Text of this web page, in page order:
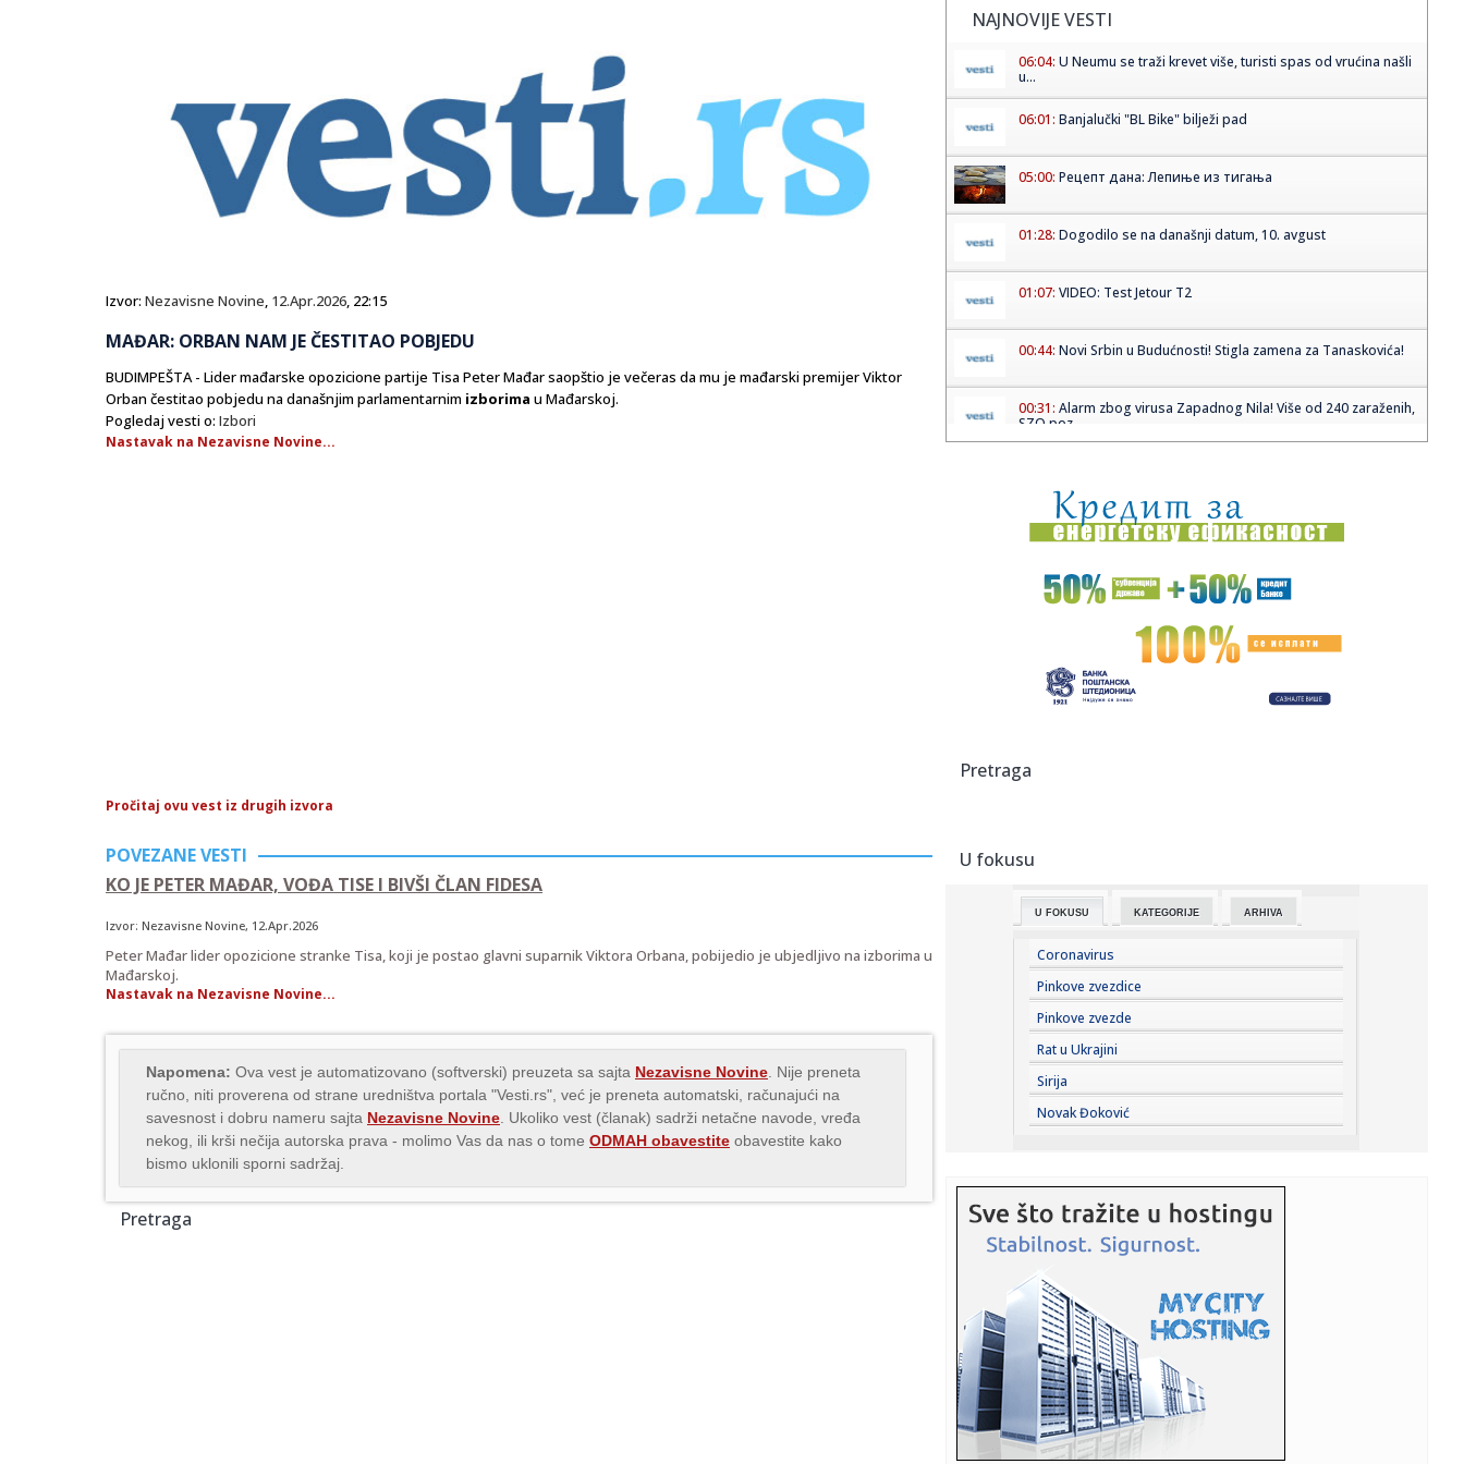
Izvor: Nezavisne Novine, 12.Apr.2026, 22:15
MAĐAR: ORBAN NAM JE ČESTITAO POBJEDU
BUDIMPEŠTA - Lider mađarske opozicione partije Tisa Peter Mađar saopštio je večeras da mu je mađarski premijer Viktor
Orban čestitao pobjedu na današnjim parlamentarnim izborima u Mađarskoj.
Pogledaj vesti o: Izbori
Nastavak na Nezavisne Novine...
Pročitaj ovu vest iz drugih izvora
POVEZANE VESTI
KO JE PETER MAĐAR, VOĐA TISE I BIVŠI ČLAN FIDESA
Izvor: Nezavisne Novine, 12.Apr.2026
Peter Mađar lider opozicione stranke Tisa, koji je postao glavni suparnik Viktora Orbana, pobijedio je ubjedljivo na izborima u
Mađarskoj.
Nastavak na Nezavisne Novine...
Napomena: Ova vest je automatizovano (softverski) preuzeta sa sajta Nezavisne Novine . Nije preneta
ručno, niti proverena od strane uredništva portala "Vesti.rs", već je preneta automatski, računajući na
savesnost i dobru nameru sajta Nezavisne Novine . Ukoliko vest (članak) sadrži netačne navode, vređa
nekog, ili krši nečija autorska prava - molimo Vas da nas o tome ODMAH obavestite obavestite kako
bismo uklonili sporni sadržaj.
Pretraga
NAJNOVIJE VESTI
06:04: U Neumu se traži krevet više, turisti spas od vrućina našli
u...
06:01: Banjalučki "BL Bike" bilježi pad
05:00: Рецепт дана: Лепиње из тигања
01:28: Dogodilo se na današnji datum, 10. avgust
01:07: VIDEO: Test Jetour T2
00:44: Novi Srbin u Budućnosti! Stigla zamena za Tanaskovića!
00:31: Alarm zbog virusa Zapadnog Nila! Više od 240 zaraženih,
SZO poz...
00:01:Na današnji dan, 10. avgust
00:01:On će biti pomoćnik predsednika SAD u Beloj kući
Petnaestogodišnjakinja osumnjičena za napad na devojku
23:57:Markes posle sedmog mesta: "Dovoljno sam se borio u
na ...
23:45:
23:36: Mika Hakinen upozorio Meklaren
23:31:Evo koliko je Mia Borisavljević starija od muža, Bojana
Gruji...
23:28:VIDEO: Test 2026 Cupra Born
23:27:Nova pravila za upis nekretnina: Kuće preko 400 kvadrata
plaća...
23:19: Problem za Partizan pred revanš sa Tobolom
23:19:
23:16:Dunav se povukao i otkrio jezive tajne iz dubine! Izronili
nacist...
23:08:"Moskva će pasti"
23:00:Roditelji, gledajte ko vam prilazi deci na plaži! Predatori
Pretraga
U fokusu
U FOKUSU KATEGORIJE ARHIVA
Coronavirus
Pinkove zvezdice
Pinkove zvezde
Rat u Ukrajini
Sirija
Novak Đoković